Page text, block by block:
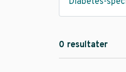
0 resultater